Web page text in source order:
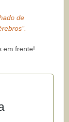
de
em frente!